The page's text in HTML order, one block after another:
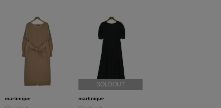
martinique
SOLDOUT
martinique